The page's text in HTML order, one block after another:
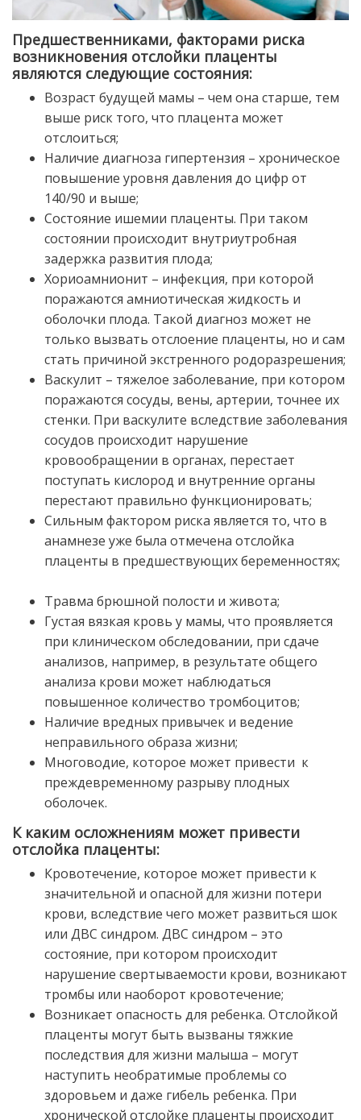
Предшественниками, факторами риска
возникновения отслойки плаценты
являются следующие состояния:
Возраст будущей мамы – чем она старше, тем
выше риск того, что плацента может
отслоиться;
Наличие диагноза гипертензия – хроническое
повышение уровня давления до цифр от
140/90 и выше;
Состояние ишемии плаценты. При таком
состоянии происходит внутриутробная
задержка развития плода;
Хориоамнионит – инфекция, при которой
поражаются амниотическая жидкость и
оболочки плода. Такой диагноз может не
только вызвать отслоение плаценты, но и сам
стать причиной экстренного родоразрешения;
Васкулит – тяжелое заболевание, при котором
поражаются сосуды, вены, артерии, точнее их
стенки. При васкулите вследствие заболевания
сосудов происходит нарушение
кровообращении в органах, перестает
поступать кислород и внутренние органы
перестают правильно функционировать;
Сильным фактором риска является то, что в
анамнезе уже была отмечена отслойка
плаценты в предшествующих беременностях;
Травма брюшной полости и живота;
Густая вязкая кровь у мамы, что проявляется
при клиническом обследовании, при сдаче
анализов, например, в результате общего
анализа крови может наблюдаться
повышенное количество тромбоцитов;
Наличие вредных привычек и ведение
неправильного образа жизни;
Многоводие, которое может привести к
преждевременному разрыву плодных
оболочек.
К каким осложнениям может привести
отслойка плаценты:
Кровотечение, которое может привести к
значительной и опасной для жизни потери
крови, вследствие чего может развиться шок
или ДВС синдром. ДВС синдром – это
состояние, при котором происходит
нарушение свертываемости крови, возникают
тромбы или наоборот кровотечение;
Возникает опасность для ребенка. Отслойкой
плаценты могут быть вызваны тяжкие
последствия для жизни малыша – могут
наступить необратимые проблемы со
здоровьем и даже гибель ребенка. При
хронической отслойке плаценты происходит